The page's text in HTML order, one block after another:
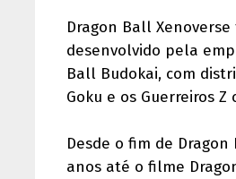
Dragon Ball
desenvolvido pela
Ball Budokai, com
Goku e os Guerreiros
Desde o fim de
anos até o filme